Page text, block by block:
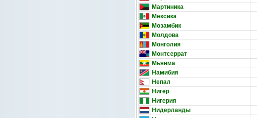
Мартиника
Мексика
Мозамбик
Молдова
Монголия
Монтсеррат
Мьянма
Намибия
Непал
Нигер
Нигерия
Нидерланды